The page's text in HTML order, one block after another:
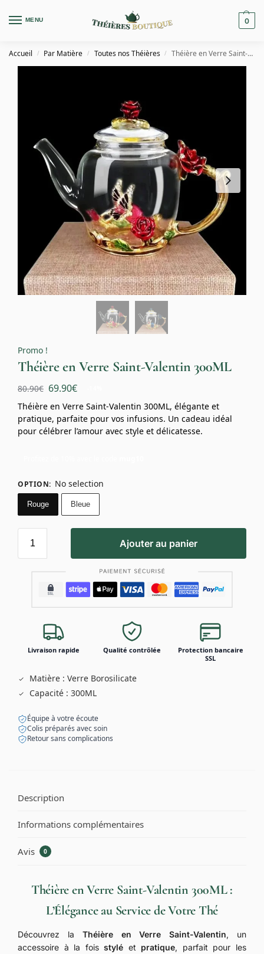
MENU 0
Accueil / Par Matière / Toutes nos Théières / Théière en Verre Saint-Valentin 300ML
Promo !
Théière en Verre Saint-Valentin 300ML
80.90€ 69.90€
Théière en Verre Saint-Valentin 300ML, élégante et
pratique, parfaite pour vos infusions. Un cadeau idéal
pour célébrer l’amour avec style et délicatesse.
OPTION: No selection
Rouge Bleue
Ajouter au panier
Livraison rapide Qualité contrôlée
Protection bancaire
SSL
Matière : Verre Borosilicate
Capacité : 300ML
Équipe à votre écoute
Colis préparés avec soin
Retour sans complications
Description
Informations complémentaires
Avis 0
Théière en Verre Saint-Valentin 300ML :
L’Élégance au Service de Votre Thé
Découvrez la Théière en Verre Saint-Valentin, un
accessoire à la foisstylé et pratique, parfait pour les